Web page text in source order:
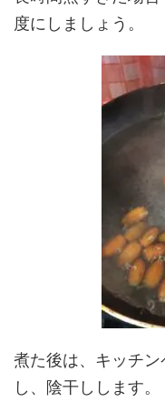
度にしましょう。
煮た後は、キッチ
し、陰干しします。